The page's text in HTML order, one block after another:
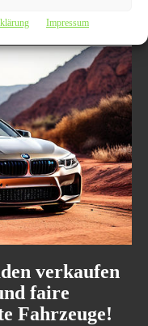
Impressum
verkaufen
faire
Fahrzeuge!